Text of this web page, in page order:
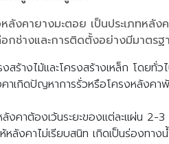
ลังคายางมะตอย เป็นประเภทห
กช่างและการติดตั้งอย่างมีมาตรฐ
งสร้างไม้และโครงสร้างเหล็ก โดย
คาเกิดปัญหาการรั่วหรือโครงหลังคา
คาต้องเว้นระยะของแต่ละแผ่น 2-
ลังคาไม่เรียบสนิท เกิดเป็นร่องทาง